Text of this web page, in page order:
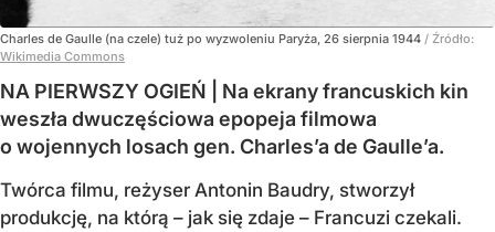
Charles de Gaulle (na czele) tuż po wyzwoleniu Paryża, 26 sierpnia 1944 / Źródło:
Wikimedia Commons
NA PIERWSZY OGIEŃ | Na ekrany francuskich kin
weszła dwuczęściowa epopeja filmowa
o wojennych losach gen. Charles’a de Gaulle’a.
Twórca filmu, reżyser Antonin Baudry, stworzył
produkcję, na którą – jak się zdaje – Francuzi czekali.